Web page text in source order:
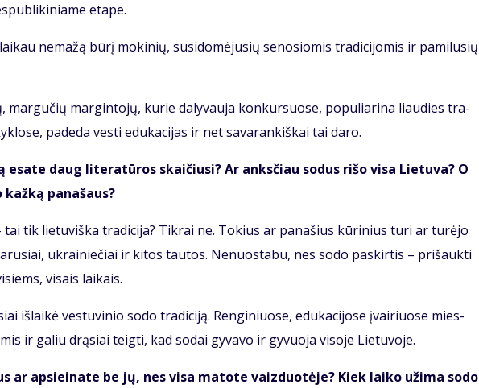
eta­pe.
ne­ma­žą bū­rį mo­ki­nių, su­si­do­mė­ju­sių se­no­sio­mis tra­di­ci­jo­mis ir pa­mi­lu­sių
mar­gu­čių mar­gin­to­jų, ku­rie da­ly­vau­ja kon­kur­suo­se, po­pu­lia­ri­na liau­dies tra­
pa­de­da ves­ti edu­ka­ci­jas ir net sa­va­ran­kiš­kai tai da­ro.
daug li­te­ra­tū­ros skai­čiu­si? Ar anks­čiau so­dus ri­šo vi­sa Lie­tu­va? O
pa­na­šaus?
tai tik lie­tu­viš­ka tra­di­ci­ja? Tik­rai ne. To­kius ar pa­na­šius kū­ri­nius tu­ri ar tu­rė­jo
uk­rai­nie­čiai ir ki­tos tau­tos. Ne­nuos­ta­bu, nes so­do pa­skir­tis – pri­šauk­ti
vi­sais lai­kais.
iš­lai­kė ves­tu­vi­nio so­do tra­di­ci­ją. Ren­gi­niuo­se, edu­ka­ci­jo­se įvai­riuo­se mies­
ir ga­liu drą­siai teig­ti, kad so­dai gy­va­vo ir gy­vuo­ja vi­so­je Lie­tu­vo­je.
ar ap­si­ei­na­te be jų, nes vi­sa ma­to­te vaiz­duo­tė­je? Kiek lai­ko už­ima so­do